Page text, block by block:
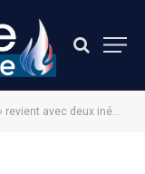
avec deux inédits